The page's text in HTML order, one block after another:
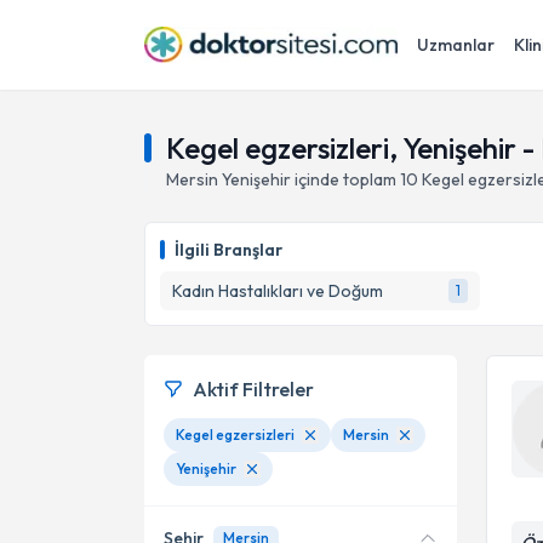
Uzmanlar
Kegel egzersizleri, Yenişehir -
Mersin Yenişehiriçinde toplam 10 Kegel
İlgili Branşlar
Kadın Hastalıkları ve Doğum
1
Aktif Filtreler
Kegel egzersizleri
Mersin
Yenişehir
Şehir Mersin